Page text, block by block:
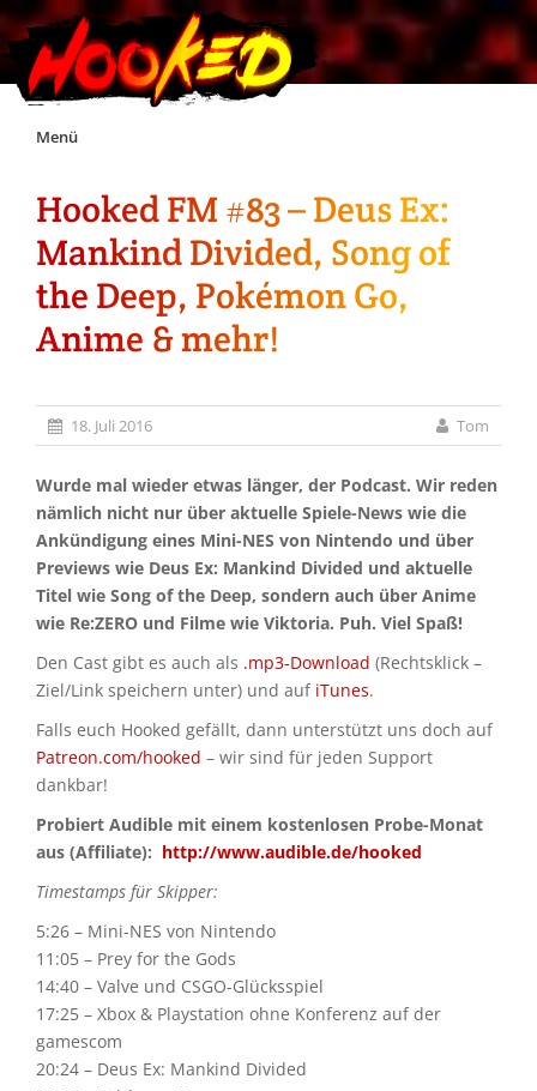
Skip
Menü
Unterstützt Hooked!
Exklusiv für Supporter*innen
Impressum
Jobs
Discord
Hooked FM #83 – Deus Ex:
Mankind Divided, Song of
the Deep, Pokémon Go,
Anime & mehr!
18. Juli 2016 Tom
Wurde mal wieder etwas länger, der Podcast. Wir reden
nämlich nicht nur über aktuelle Spiele-News wie die
Ankündigung eines Mini-NES von Nintendo und über
Previews wie Deus Ex: Mankind Divided und aktuelle
Titel wie Song of the Deep, sondern auch über Anime
wie Re:ZERO und Filme wie Viktoria. Puh. Viel Spaß!
Den Cast gibt es auch als .mp3-Download (Rechtsklick –
Ziel/Link speichern unter) und auf iTunes.
Falls euch Hooked gefällt, dann unterstützt uns doch auf
Patreon.com/hooked – wir sind für jeden Support
dankbar!
Probiert Audible mit einem kostenlosen Probe-Monat
aus (Affiliate): http://www.audible.de/hooked
Timestamps für Skipper:
5:26 – Mini-NES von Nintendo
11:05 – Prey for the Gods
14:40 – Valve und CSGO-Glücksspiel
17:25 – Xbox & Playstation ohne Konferenz auf der
gamescom
20:24 – Deus Ex: Mankind Divided